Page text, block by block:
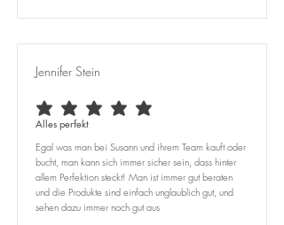
Jennifer Stein
durchschnittliches Rating ist 5 von 5
Alles perfekt
Egal was man bei Susann und ihrem Team kauft oder
bucht, man kann sich immer sicher sein, dass hinter
allem Perfektion steckt! Man ist immer gut beraten
und die Produkte sind einfach unglaublich gut, und
sehen dazu immer noch gut aus